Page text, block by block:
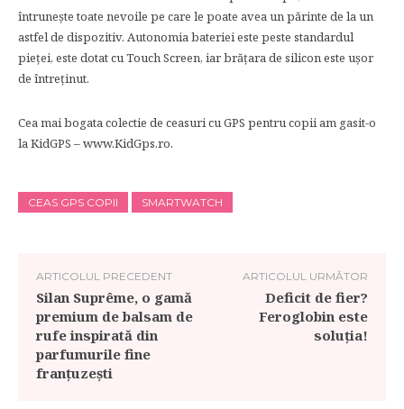
întrunește toate nevoile pe care le poate avea un părinte de la un
astfel de dispozitiv. Autonomia bateriei este peste standardul
pieței, este dotat cu Touch Screen, iar brățara de silicon este ușor
de întreținut.
Cea mai bogata colectie de ceasuri cu GPS pentru copii am gasit-o
la KidGPS – www.KidGps.ro.
CEAS GPS COPII SMARTWATCH
ARTICOLUL PRECEDENT
Silan Suprême, o gamă
premium de balsam de
rufe inspirată din
parfumurile fine
franțuzești
ARTICOLUL URMĂTOR
Deficit de fier?
Feroglobin este
soluția!